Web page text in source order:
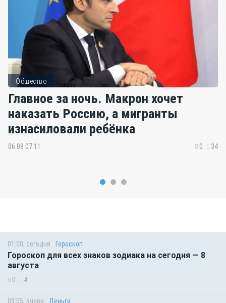
Общество
Главное за ночь. Макрон хочет
наказать Россию, а мигранты
изнасиловали ребёнка
06.08 07:11 0 34
01:00, сегодня Гороскоп
Гороскоп для всех знаков зодиака на сегодня — 8
августа
0 4
09:05, вчера Деньги